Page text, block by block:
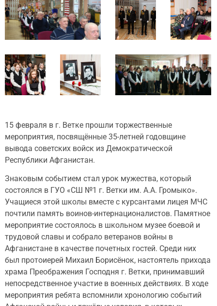
15 февраля в г. Ветке прошли торжественные
мероприятия, посвящённые 35-летней годовщине
вывода советских войск из Демократической
Республики Афганистан.
Знаковым событием стал урок мужества, который
состоялся в ГУО «СШ №1 г. Ветки им. А.А. Громыко».
Учащиеся этой школы вместе с курсантами лицея МЧС
почтили память воинов-интернационалистов. Памятное
мероприятие состоялось в школьном музее боевой и
трудовой славы и собрало ветеранов войны в
Афганистане в качестве почетных гостей. Среди них
был протоиерей Михаил Борисёнок, настоятель прихода
храма Преображения Господня г. Ветки, принимавший
непосредственное участие в военных действиях. В ходе
мероприятия ребята вспомнили хронологию событий